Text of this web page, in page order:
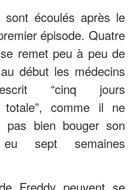
écoulés après le
épisode. Quatre
remet peu à peu de
début les médecins
“cinq jours
totale”, comme il ne
pas bien bouger son
sept semaines